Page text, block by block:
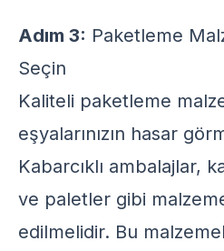
Adım 3: Paketleme
Seçin
Kaliteli paketleme
eşyalarınızın hasar
Kabarcıklı ambalajlar,
ve paletler gibi
edilmelidir. Bu